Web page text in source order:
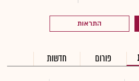
התראות
פורום חדשות